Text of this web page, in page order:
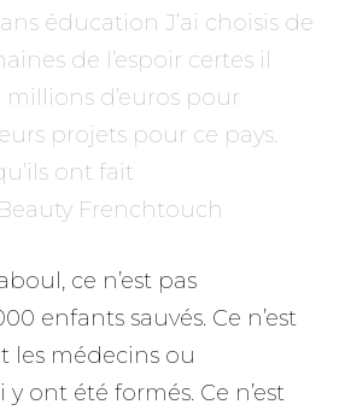
éducation J’ai choisis de
de l’espoir certes il
millions d’euros pour
projets pour ce pays.
ont fait
ce n’est pas
enfants sauvés. Ce n’est
les médecins ou
ont été formés. Ce n’est